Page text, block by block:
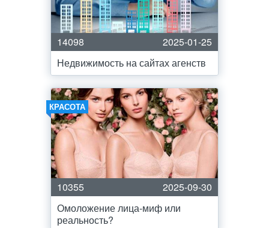
14098
2025-01-25
Недвижимость на сайтах агенств
КРАСОТА
10355
2025-09-30
Омоложение лица-миф или
реальность?